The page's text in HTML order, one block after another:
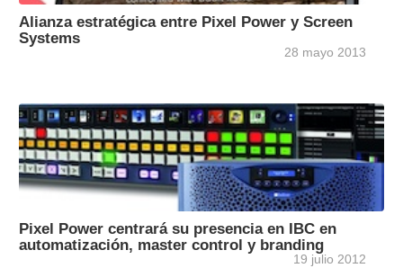
Alianza estratégica entre Pixel Power y Screen
Systems
28 mayo 2013
Pixel Power centrará su presencia en IBC en
automatización, master control y branding
19 julio 2012